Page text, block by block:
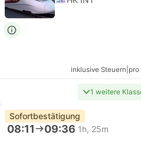
inklusive Steuern pro
1 weitere
Sofortbestätigung
08:11 09:36 1h, 25m